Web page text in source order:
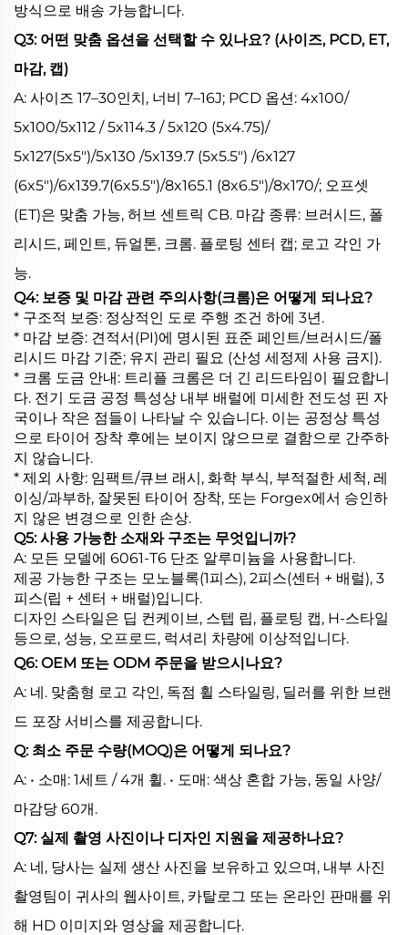
방식으로 배송 가능합니다.
Q3: 어떤 맞춤 옵션을 선택할 수 있나요? (사이즈, PCD, ET,
마감, 캡)
A: 사이즈 17–30인치, 너비 7–16J; PCD 옵션: 4x100/
5x100/5x112 / 5x114.3 / 5x120 (5x4.75)/
5x127(5x5")/5x130 /5x139.7 (5x5.5") /6x127
(6x5")/6x139.7(6x5.5")/8x165.1 (8x6.5")/8x170/; 오프셋
(ET)은 맞춤 가능, 허브 센트릭 CB. 마감 종류: 브러시드, 폴
리시드, 페인트, 듀얼톤, 크롬. 플로팅 센터 캡; 로고 각인 가
능.
Q4: 보증 및 마감 관련 주의사항(크롬)은 어떻게 되나요?
* 구조적 보증: 정상적인 도로 주행 조건 하에 3년.
* 마감 보증: 견적서(PI)에 명시된 표준 페인트/브러시드/폴
리시드 마감 기준; 유지 관리 필요 (산성 세정제 사용 금지).
* 크롬 도금 안내: 트리플 크롬은 더 긴 리드타임이 필요합니
다. 전기 도금 공정 특성상 내부 배럴에 미세한 전도성 핀 자
국이나 작은 점들이 나타날 수 있습니다. 이는 공정상 특성
으로 타이어 장착 후에는 보이지 않으므로 결함으로 간주하
지 않습니다.
* 제외 사항: 임팩트/큐브 래시, 화학 부식, 부적절한 세척, 레
이싱/과부하, 잘못된 타이어 장착, 또는 Forgex에서 승인하
지 않은 변경으로 인한 손상.
Q5: 사용 가능한 소재와 구조는 무엇입니까?
A: 모든 모델에 6061-T6 단조 알루미늄을 사용합니다.
제공 가능한 구조는 모노블록(1피스), 2피스(센터 + 배럴), 3
피스(립 + 센터 + 배럴)입니다.
디자인 스타일은 딥 컨케이브, 스텝 립, 플로팅 캡, H-스타일
등으로, 성능, 오프로드, 럭셔리 차량에 이상적입니다.
Q6: OEM 또는 ODM 주문을 받으시나요?
A: 네. 맞춤형 로고 각인, 독점 휠 스타일링, 딜러를 위한 브랜
드 포장 서비스를 제공합니다.
Q: 최소 주문 수량(MOQ)은 어떻게 되나요?
A: • 소매: 1세트 / 4개 휠. • 도매: 색상 혼합 가능, 동일 사양/
마감당 60개.
Q7: 실제 촬영 사진이나 디자인 지원을 제공하나요?
A: 네, 당사는 실제 생산 사진을 보유하고 있으며, 내부 사진
촬영팀이 귀사의 웹사이트, 카탈로그 또는 온라인 판매를 위
해 HD 이미지와 영상을 제공합니다.